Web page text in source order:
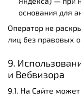
основания для
Оператор не
лиц без правовых
9.
и Вебвизора
9.1. На Сайте может